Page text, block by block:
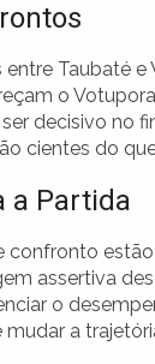
Taubaté
o
decisivo no
cientes do
a Partida
confronto
assertiva
o
a